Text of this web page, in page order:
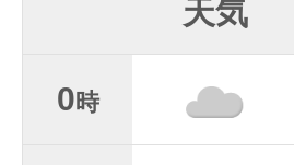
天気
0時